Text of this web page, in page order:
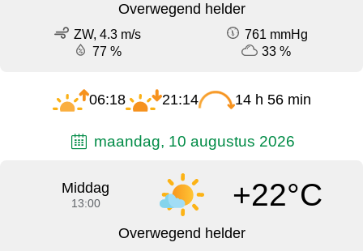
Overwegend helder
ZW, 4.3 m/s
761 mmHg
77 %
33 %
06:18 21:14 14 h 56 min
maandag, 10 augustus 2026
Middag
13:00 +22°C
Overwegend helder